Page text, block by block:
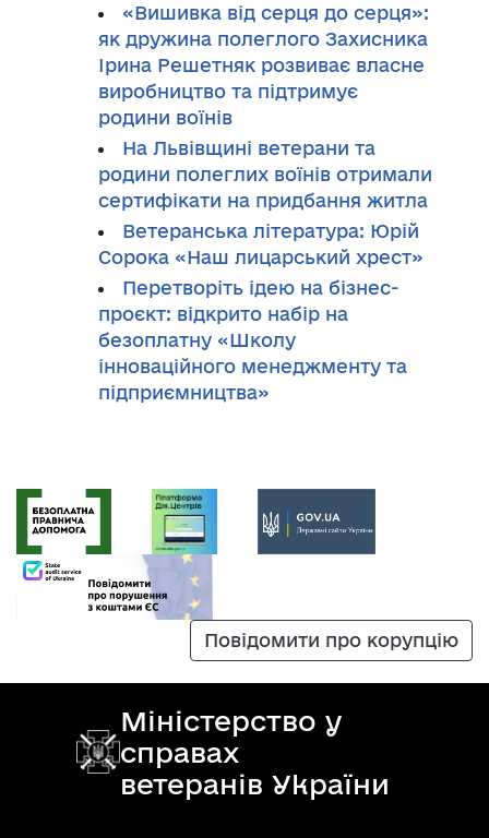
«Вишивка від серця до серця»:
як дружина полеглого Захисника
Ірина Решетняк розвиває власне
виробництво та підтримує
родини воїнів
На Львівщині ветерани та
родини полеглих воїнів отримали
сертифікати на придбання житла
Ветеранська література: Юрій
Сорока «Наш лицарський хрест»
Перетворіть ідею на бізнес-
проєкт: відкрито набір на
безоплатну «Школу
інноваційного менеджменту та
підприємництва»
Повідомити про корупцію
Міністерство у
справах
ветеранів України